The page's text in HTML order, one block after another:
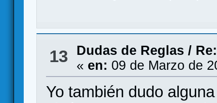
13 Dudas de Reglas /
« en: 09 de Marzo de
Yo también dudo